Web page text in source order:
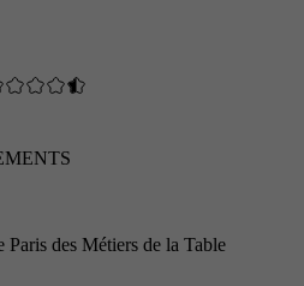
des Métiers de la Table